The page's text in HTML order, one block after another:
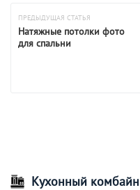
ПРЕДЫДУЩАЯ СТАТЬЯ
Натяжные потолки фото
для спальни
Кухонный комбайн